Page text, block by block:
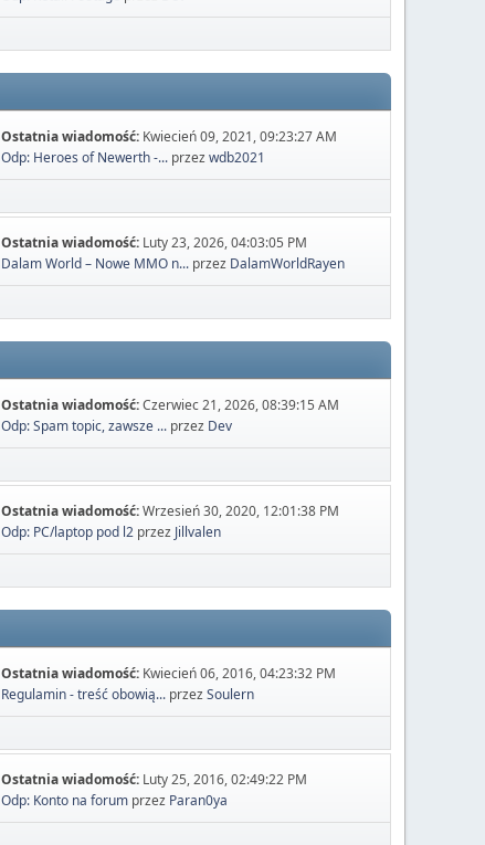
Ostatnia wiadomość: Kwiecień 09, 2021, 09:23:27 AM
Odp: Heroes of Newerth -... przezwdb2021
Ostatnia wiadomość: Luty 23, 2026, 04:03:05 PM
Dalam World – Nowe MMO n... przez DalamWorldRayen
Ostatnia wiadomość:Czerwiec 21, 2026, 08:39:15 AM
Odp: Spam topic, zawsze ... przez Dev
Ostatnia wiadomość:Wrzesień 30, 2020, 12:01:38 PM
Odp: PC/laptop pod l2 przez Jillvalen
Ostatnia wiadomość: Kwiecień 06, 2016, 04:23:32 PM
Regulamin - treść obowią... przezSoulern
Ostatnia wiadomość: Luty 25, 2016, 02:49:22 PM
Odp: Konto na forum przez Paran0ya